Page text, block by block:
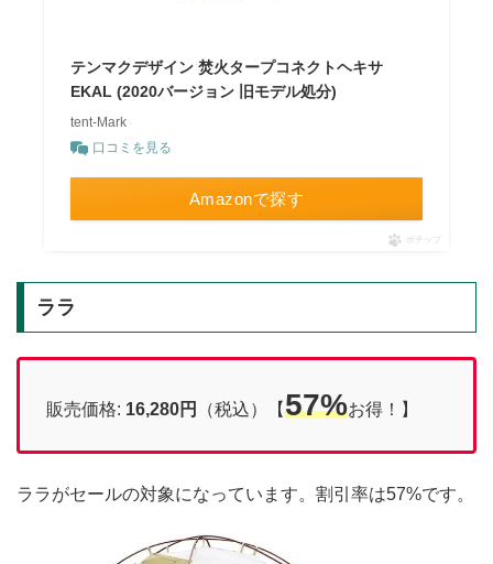
テンマクデザイン 焚火タープコネクトヘキサ
EKAL (2020バージョン 旧モデル処分)
tent-Mark
口コミを見る
Amazonで探す
ポチップ
ララ
販売価格: 16,280円 （税込）【57%お得！】
ララがセールの対象になっています。割引率は57%です。